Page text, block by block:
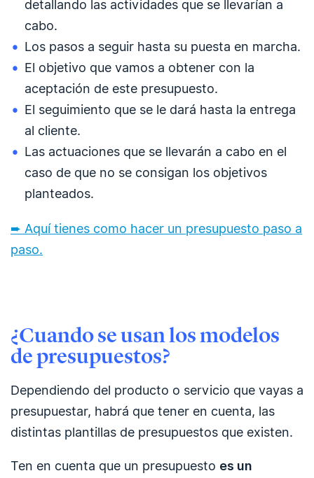
detallando las actividades que se llevarían a
cabo.
Los pasos a seguir hasta su puesta en marcha.
El objetivo que vamos a obtener con la
aceptación de este presupuesto.
El seguimiento que se le dará hasta la entrega
al cliente.
Las actuaciones que se llevarán a cabo en el
caso de que no se consigan los objetivos
planteados.
➨ Aquí tienes como hacer un presupuesto paso a
paso.
¿Cuando se usan los modelos
de presupuestos?
Dependiendo del producto o servicio que vayas a
presupuestar, habrá que tener en cuenta, las
distintas plantillas de presupuestos que existen.
Ten en cuenta que un presupuesto es un